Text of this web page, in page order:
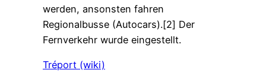
werden, ansonsten fahren
Regionalbusse (Autocars).[2] Der
Fernverkehr wurde eingestellt.
Tréport (wiki)